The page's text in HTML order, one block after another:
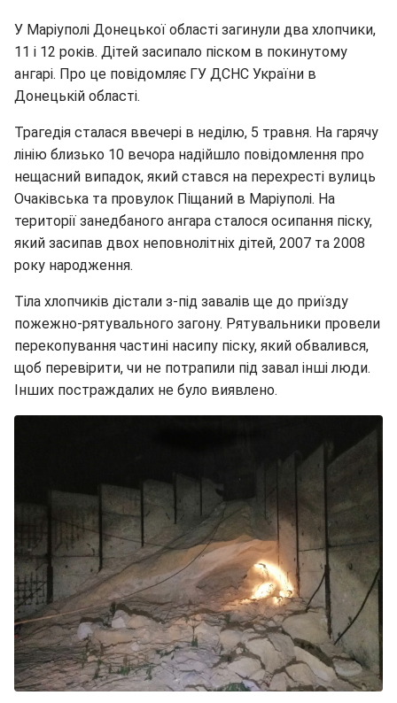
У Маріуполі Донецької області загинули два хлопчики,
11 і 12 років. Дітей засипало піском в покинутому
ангарі. Про це повідомляє ГУ ДСНС України в
Донецькій області.
Трагедія сталася ввечері в неділю, 5 травня. На гарячу
лінію близько 10 вечора надійшло повідомлення про
нещасний випадок, який стався на перехресті вулиць
Очаківська та провулок Піщаний в Маріуполі. На
території занедбаного ангара сталося осипання піску,
який засипав двох неповнолітніх дітей, 2007 та 2008
року народження.
Тіла хлопчиків дістали з-під завалів ще до приїзду
пожежно-рятувального загону. Рятувальники провели
перекопування частині насипу піску, який обвалився,
щоб перевірити, чи не потрапили під завал інші люди.
Інших постраждалих не було виявлено.